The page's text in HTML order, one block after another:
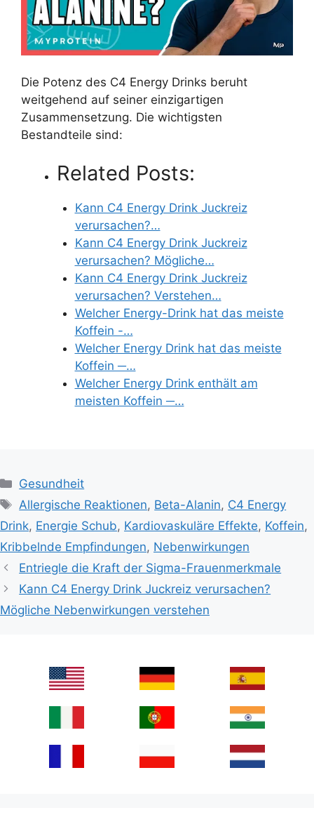
Die Potenz des C4 Energy Drinks beruht
weitgehend auf seiner einzigartigen
Zusammensetzung. Die wichtigsten
Bestandteile sind:
Related Posts:
Kann C4 Energy Drink Juckreiz
verursachen?…
Kann C4 Energy Drink Juckreiz
verursachen? Mögliche…
Kann C4 Energy Drink Juckreiz
verursachen? Verstehen…
Welcher Energy-Drink hat das meiste
Koffein -…
Welcher Energy Drink hat das meiste
Koffein ─…
Welcher Energy Drink enthält am
meisten Koffein ─…
Categories
Gesundheit
Tags
Allergische Reaktionen, Beta-Alanin, C4 Energy
Drink, Energie Schub, Kardiovaskuläre Effekte, Koffein,
Kribbelnde Empfindungen, Nebenwirkungen
Entriegle die Kraft der Sigma-Frauenmerkmale
Kann C4 Energy Drink Juckreiz verursachen?
Mögliche Nebenwirkungen verstehen